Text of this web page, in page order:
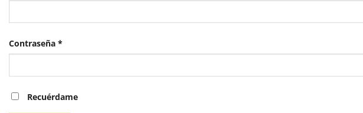
Contraseña *Obligatorio
Recuérdame